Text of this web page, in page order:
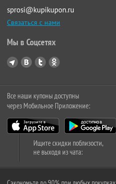
sprosi@kupikupon.ru
Связаться с нами
Мы в Соцсетях
Все наши купоны доступны
через Мобильное Приложение:
Ищите скидки поблизости,
не выходя из чата: